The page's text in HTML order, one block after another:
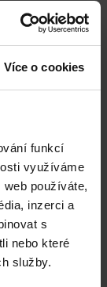
Více o cookies
funkcí
využíváme
používáte,
inzerci a
s
nebo které
služby.
údaje, zejména
pro
Společnost Weber-
a správu IP práv.
odpovídá
v příloze k
se zpracováním
pro